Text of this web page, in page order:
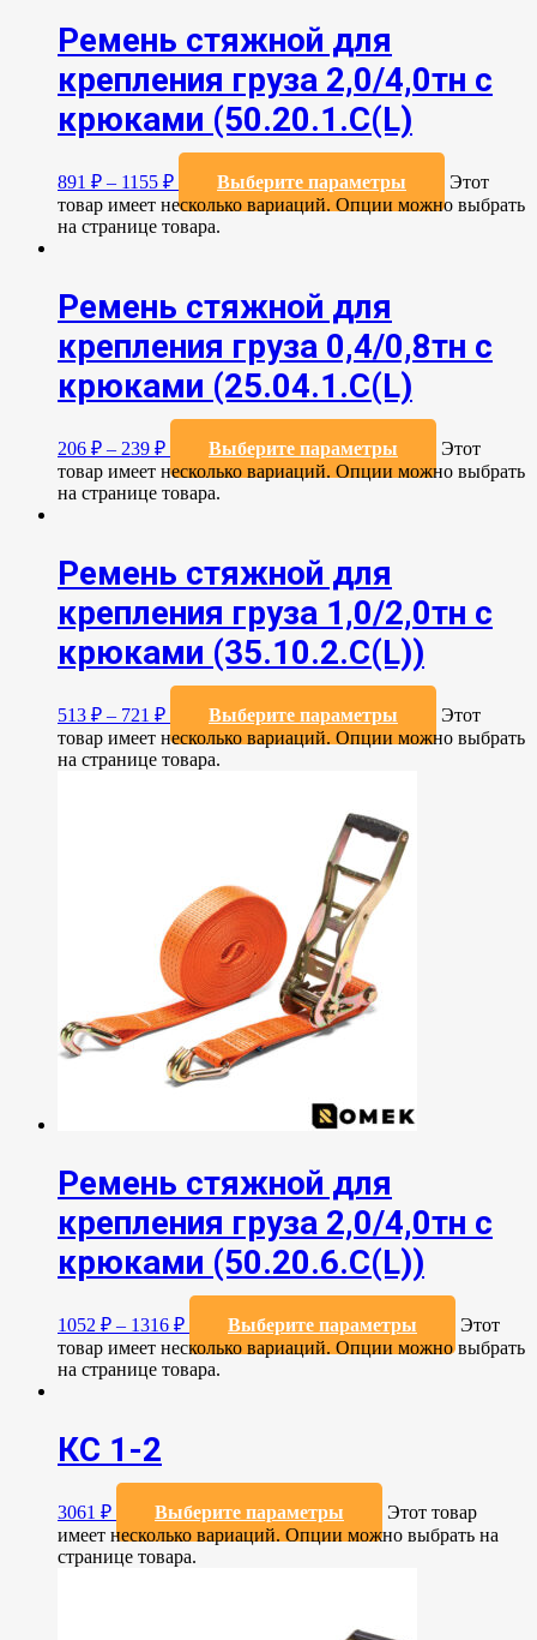
Ремень стяжной для
крепления груза 2,0/4,0тн с
крюками (50.20.1.С(L)
891 ₽ – 1155 ₽ Выберите параметры
Этот
товар имеет несколько вариаций. Опции можно выбрать
на странице товара.
Ремень стяжной для
крепления груза 0,4/0,8тн с
крюками (25.04.1.С(L)
206 ₽ – 239 ₽ Выберите параметры
Этот
товар имеет несколько вариаций. Опции можно выбрать
на странице товара.
Ремень стяжной для
крепления груза 1,0/2,0тн с
крюками (35.10.2.C(L))
513 ₽ – 721 ₽ Выберите параметры
Этот
товар имеет несколько вариаций. Опции можно выбрать
на странице товара.
Ремень стяжной для
крепления груза 2,0/4,0тн с
крюками (50.20.6.C(L))
1052 ₽ – 1316 ₽ Выберите параметры
Этот
товар имеет несколько вариаций. Опции можно выбрать
на странице товара.
КС 1-2
3061 ₽ Выберите параметры
Этот товар
имеет несколько вариаций. Опции можно выбрать на
странице товара.